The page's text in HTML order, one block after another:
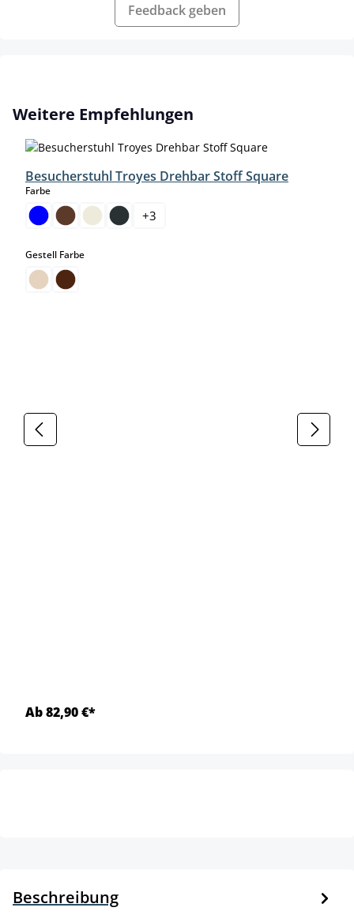
Feedback geben
Produktgalerie überspringen
Weitere Empfehlungen
Besucherstuhl Troyes Drehbar Stoff Square
Farbeauswählen
+3
Gestell Farbeauswählen
Ab 82,90 €*
Beschreibung